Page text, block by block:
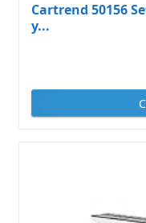
Cartrend 50156
y...